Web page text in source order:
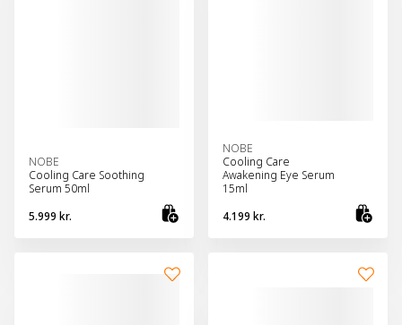
NOBE
Cooling Care Soothing
Serum 50ml
5.999 kr.
NOBE
Cooling Care
Awakening Eye Serum
15ml
4.199 kr.